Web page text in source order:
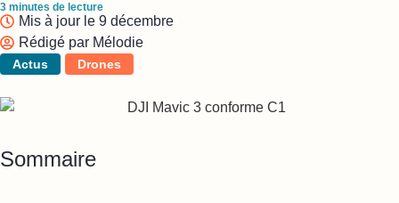
3 minutes de lecture
Mis à jour le 9 décembre
Rédigé par Mélodie
Actus Drones
Sommaire